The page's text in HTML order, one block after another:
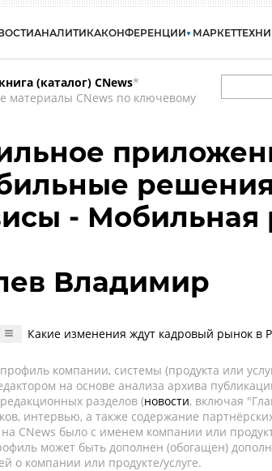
АНАЛИТИКАКОНФЕРЕНЦИИ МАРКЕТ
(каталог) CNews*
материалы CNews по ключевому
- Мобильная
Владимир
Какие изменения ждут кадровый рынок в
компании, системы (продукта или
на основе анализа архива
разделов (новости, включая
интервью, а также содержание
CNews было с именем компании или
может быть дополнен (обогащен)
о компании или продукте/услуге.